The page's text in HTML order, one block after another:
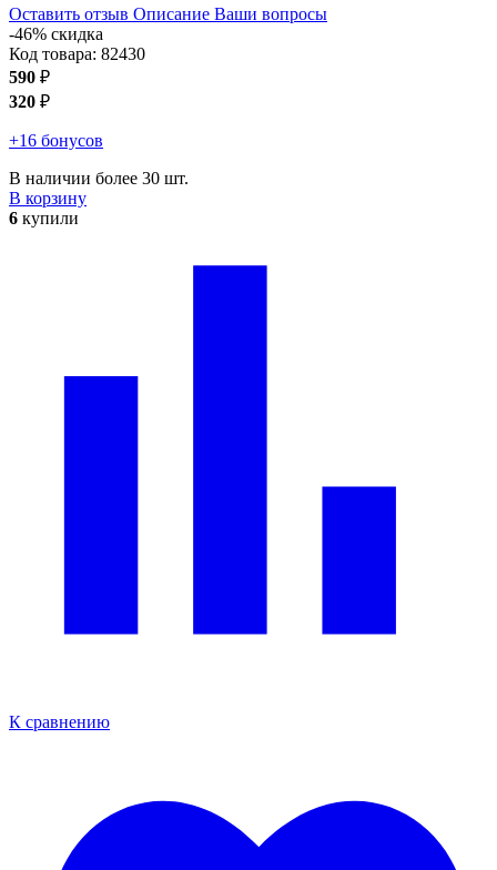
Оставить отзыв Описание Ваши вопросы
-46% скидка
Код товара: 82430
590 ₽
320 ₽
+16 бонусов
В наличии более 30 шт.
В корзину
6 купили
К сравнению